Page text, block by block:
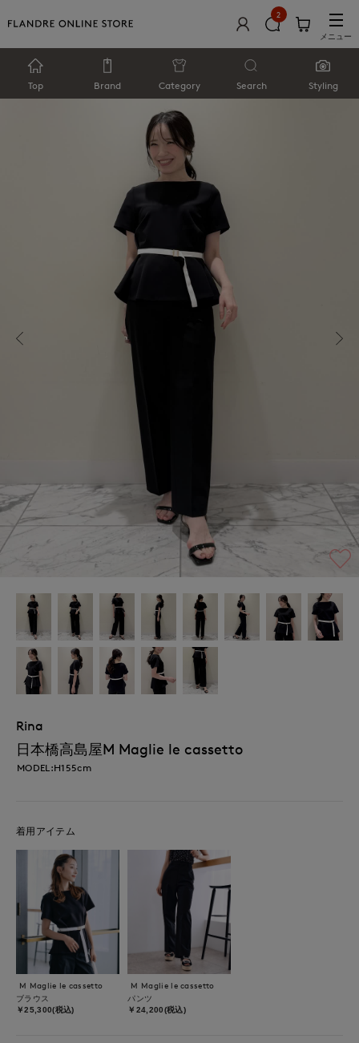
2
メニュー
Top Brand Category Search Styling
Rina
日本橋高島屋M Maglie le cassetto
MODEL:H155cm
着用アイテム
M Maglie le cassetto
ブラウス
￥25,300(税込)
M Maglie le cassetto
パンツ
￥24,200(税込)